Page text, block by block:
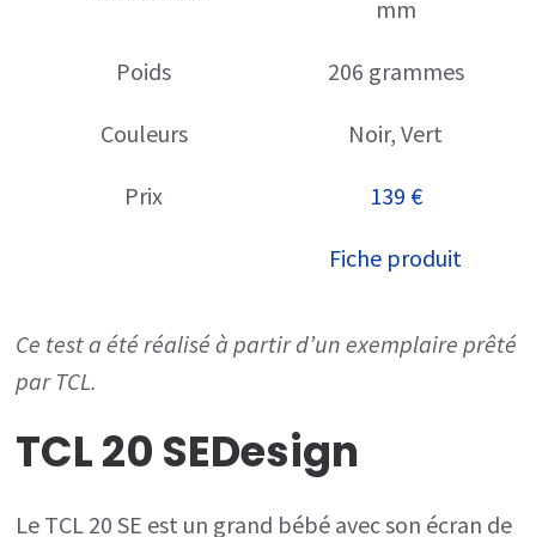
mm
Poids 206 grammes
Couleurs Noir, Vert
Prix 139 €
Fiche produit
Ce test a été réalisé à partir d’un exemplaire prêté
par TCL.
TCL 20 SEDesign
Le TCL 20 SE est un grand bébé avec son écran de